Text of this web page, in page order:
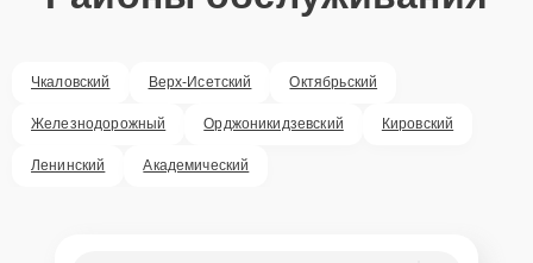
Чкаловский Верх-Исетский Октябрьский
Железнодорожный Орджоникидзевский Кировский
Ленинский Академический